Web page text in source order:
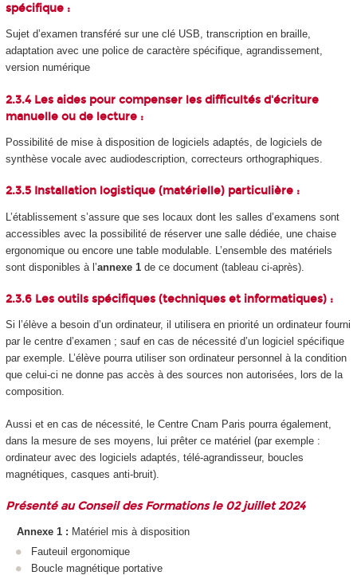
spécifique :
Sujet d’examen transféré sur une clé USB, transcription en braille,
adaptation avec une police de caractère spécifique, agrandissement,
version numérique
2.3.4 Les aides pour compenser les difficultés d'écriture
manuelle ou de lecture :
Possibilité de mise à disposition de logiciels adaptés, de logiciels de
synthèse vocale avec audiodescription, correcteurs orthographiques.
2.3.5 Installation logistique (matérielle) particulière :
L’établissement s’assure que ses locaux dont les salles d’examens sont
accessibles avec la possibilité de réserver une salle dédiée, une chaise
ergonomique ou encore une table modulable. L’ensemble des matériels
sont disponibles à l’annexe 1de ce document (tableau ci-après).
2.3.6 Les outils spécifiques (techniques et informatiques) :
Si l’élève a besoin d’un ordinateur, il utilisera en priorité un ordinateur fourni
par le centre d’examen ; sauf en cas de nécessité d’un logiciel spécifique
par exemple. L’élève pourra utiliser son ordinateur personnel à la condition
que celui-ci ne donne pas accès à des sources non autorisées, lors de la
composition.
Aussi et en cas de nécessité, le Centre Cnam Paris pourra également,
dans la mesure de ses moyens, lui prêter ce matériel (par exemple :
ordinateur avec des logiciels adaptés, télé-agrandisseur, boucles
magnétiques, casques anti-bruit).
Présenté au Conseil des Formations le 02 juillet 2024
Annexe 1 : Matériel mis à disposition
Fauteuil ergonomique
Boucle magnétique portative